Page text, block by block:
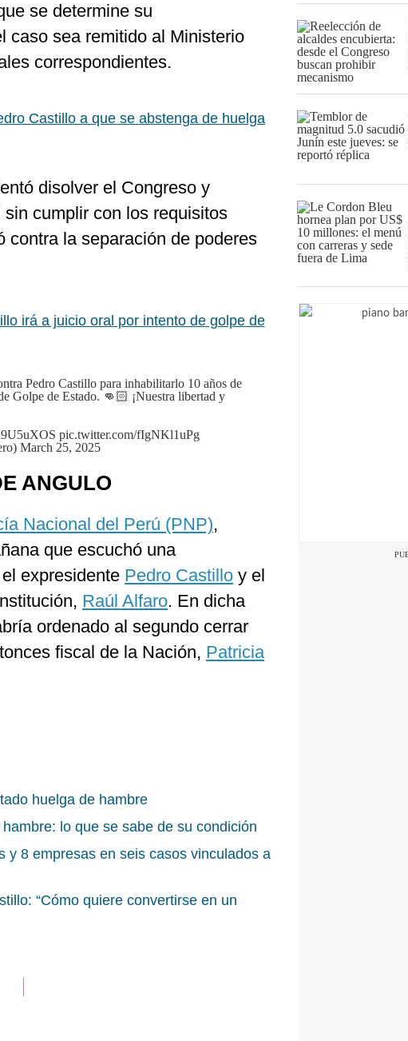
se determine su
caso sea remitido al Ministerio
correspondientes.
Castillo a que se abstenga de huelga
disolver el Congreso y
cumplir con los requisitos
contra la separación de poderes
irá a juicio oral por intento de golpe de
Pedro Castillo para inhabilitarlo 10 años de
Golpe de Estado. 👊🏻 ¡Nuestra libertad y
pic.twitter.com/fIgNKl1uPg
March 25, 2025
ANGULO
Nacional del Perú (PNP),
que escuchó una
expresidente Pedro Castillo y el
Raúl Alfaro. En dicha
ordenado al segundo cerrar
fiscal de la Nación, Patricia
huelga de hambre
lo que se sabe de su condición
y 8 empresas en seis casos vinculados a
“Cómo quiere convertirse en un